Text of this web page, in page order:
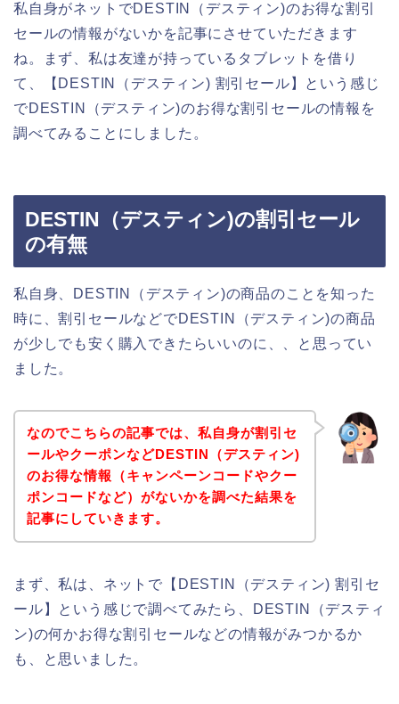
私自身がネットでDESTIN（デスティン)のお得な割引
セールの情報がないかを記事にさせていただきます
ね。まず、私は友達が持っているタブレットを借り
て、【DESTIN（デスティン) 割引セール】という感じ
でDESTIN（デスティン)のお得な割引セールの情報を
調べてみることにしました。
DESTIN（デスティン)の割引セール
の有無
私自身、DESTIN（デスティン)の商品のことを知った
時に、割引セールなどでDESTIN（デスティン)の商品
が少しでも安く購入できたらいいのに、、と思ってい
ました。
なのでこちらの記事では、私自身が割引セ
ールやクーポンなどDESTIN（デスティン)
のお得な情報（キャンペーンコードやクー
ポンコードなど）がないかを調べた結果を
記事にしていきます。
まず、私は、ネットで【DESTIN（デスティン) 割引セ
ール】という感じで調べてみたら、DESTIN（デスティ
ン)の何かお得な割引セールなどの情報がみつかるか
も、と思いました。